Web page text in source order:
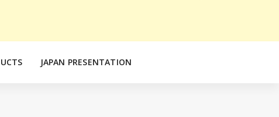
JAPAN PRESENTATION